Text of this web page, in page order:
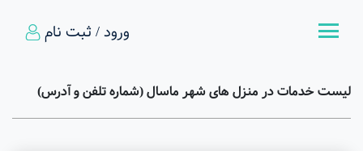
ورود / ثبت نام
لیست خدمات در منزل های شهر ماسال (شماره تلفن و آدرس)